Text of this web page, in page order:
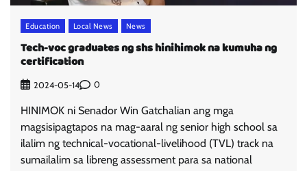
Education Local News News
Tech-voc graduates ng shs hinihimok na kumuha ng
certification
2024-05-14 0
HINIMOK ni Senador Win Gatchalian ang mga
magsisipagtapos na mag-aaral ng senior high school sa
ilalim ng technical-vocational-livelihood (TVL) track na
sumailalim sa libreng assessment para sa national